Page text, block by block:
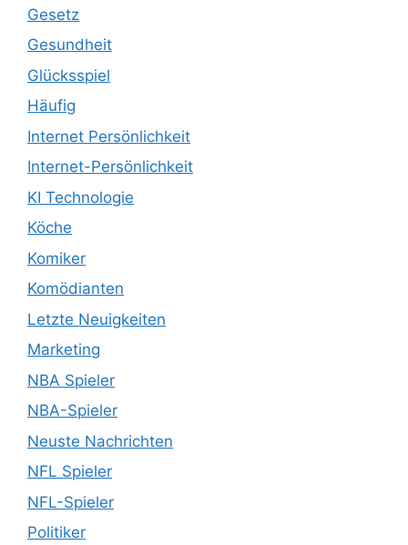
Gesetz
Gesundheit
Glücksspiel
Häufig
Internet Persönlichkeit
Internet-Persönlichkeit
KI Technologie
Köche
Komiker
Komödianten
Letzte Neuigkeiten
Marketing
NBA Spieler
NBA-Spieler
Neuste Nachrichten
NFL Spieler
NFL-Spieler
Politiker